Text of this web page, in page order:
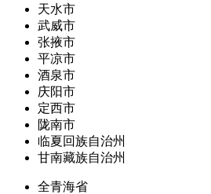
天水市
武威市
张掖市
平凉市
酒泉市
庆阳市
定西市
陇南市
临夏回族自治州
甘南藏族自治州
全青海省